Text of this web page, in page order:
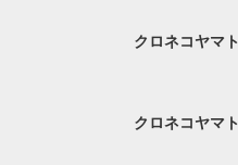
クロネコヤマト
クロネコヤマト